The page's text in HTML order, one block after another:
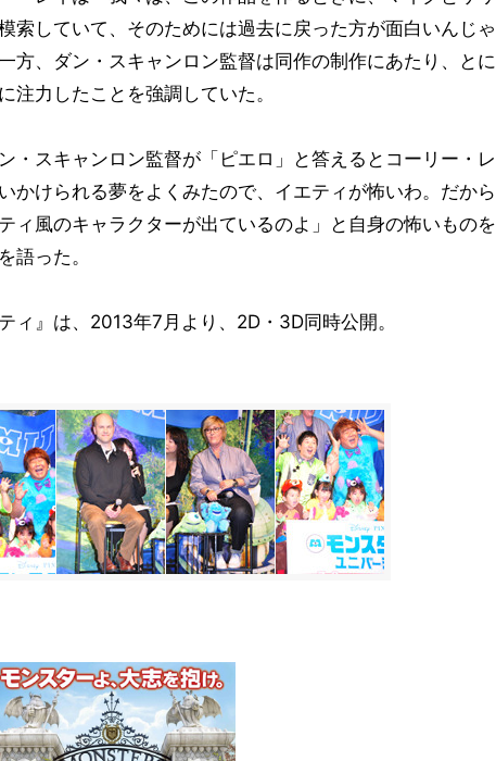
索していて、そのためには過去に戻った方が面白いんじゃ
方、ダン・スキャンロン監督は同作の制作にあたり、とに
注力したことを強調していた。
・スキャンロン監督が「ピエロ」と答えるとコーリー・レ
かけられる夢をよくみたので、イエティが怖いわ。だから
ィ風のキャラクターが出ているのよ」と自身の怖いものを
語った。
ィ』は、2013年7月より、2D・3D同時公開。